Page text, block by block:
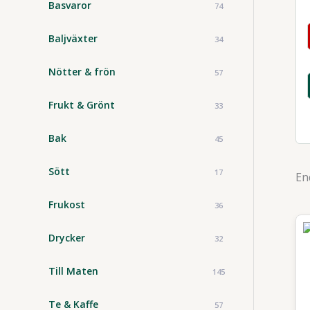
Basvaror 74
Baljväxter 34
Nötter & frön 57
Frukt & Grönt 33
Bak 45
Sött 17
Frukost 36
Drycker 32
Till Maten 145
Te & Kaffe 57